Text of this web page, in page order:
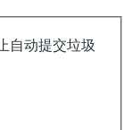
自动提交垃圾